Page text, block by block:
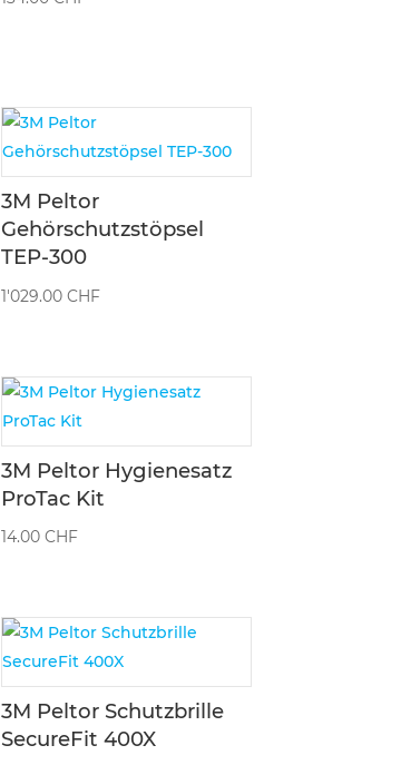
3M Peltor
Gehörschutzstöpsel
TEP-300
1'029.00CHF
3M Peltor Hygienesatz
ProTac Kit
14.00CHF
3M Peltor Schutzbrille
SecureFit 400X